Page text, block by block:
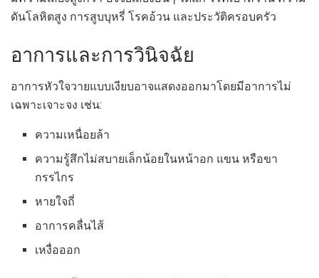
ดันโลหิตสูง การสูบบุหรี่ โรคอ้วน และประวัติครอบครัว
อาการและการวินิจฉัย
อาการหัวใจวายแบบเงียบอาจแสดงออกมาโดยมีอาการไม่
เฉพาะเจาะจง เช่น:
ความเหนื่อยล้า
ความรู้สึกไม่สบายเล็กน้อยในหน้าอก แขน หรือขา
กรรไกร
หายใจถี่
อาการคลื่นไส้
เหงื่อออก